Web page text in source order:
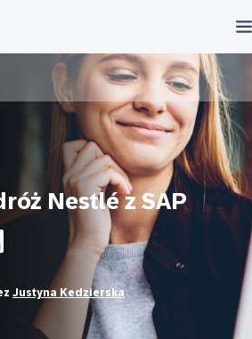
Nestlé z SAP
Justyna Kedzierska